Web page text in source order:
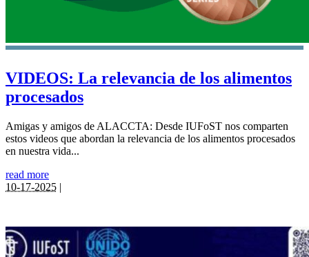
VIDEOS: La relevancia de los alimentos
procesados
Amigas y amigos de ALACCTA: Desde IUFoST nos comparten
estos videos que abordan la relevancia de los alimentos procesados
en nuestra vida...
read more
10-17-2025 |